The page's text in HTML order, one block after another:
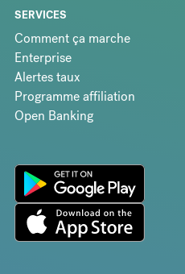
SERVICES
Comment ça marche
Enterprise
Alertes taux
Programme affiliation
Open Banking